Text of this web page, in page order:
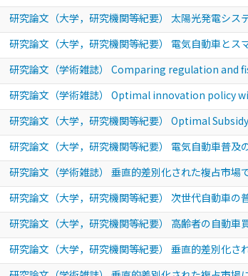
研究論文（大学，研究機関等紀要） 太陽光発電シス
研究論文（大学，研究機関等紀要） 電気自動車とス
研究論文（学術雑誌） Comparing regulation
研究論文（学術雑誌） Optimal innovation policy
研究論文（大学，研究機関等紀要） Optimal
研究論文（大学，研究機関等紀要） 電気自動車普及
研究論文（学術雑誌） 垂直的差別化された複占市場
研究論文（大学，研究機関等紀要） 次世代自動車
研究論文（大学，研究機関等紀要） 高齢者の自動車
研究論文（大学，研究機関等紀要） 垂直的差別化さ